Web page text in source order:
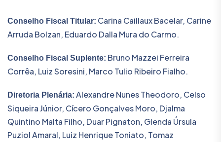
Conselho Fiscal Titular: Carina Caillaux Bacelar, Carine
Arruda Bolzan, Eduardo Dalla Mura do Carmo.
Conselho Fiscal Suplente: Bruno Mazzei Ferreira
Corrêa, Luiz Soresini, Marco Tulio Ribeiro Fialho.
Diretoria Plenária: Alexandre Nunes Theodoro, Celso
Siqueira Júnior, Cícero Gonçalves Moro, Djalma
Quintino Malta Filho, Duar Pignaton, Glenda Úrsula
Puziol Amaral, Luiz Henrique Toniato, Tomaz